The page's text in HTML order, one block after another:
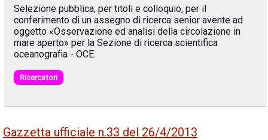
Selezione pubblica, per titoli e colloquio, per il
conferimento di un assegno di ricerca senior avente ad
oggetto «Osservazione ed analisi della circolazione in
mare aperto» per la Sezione di ricerca scientifica
oceanografia - OCE.
Ricercatori
Gazzetta ufficiale n.33 del 26/4/2013